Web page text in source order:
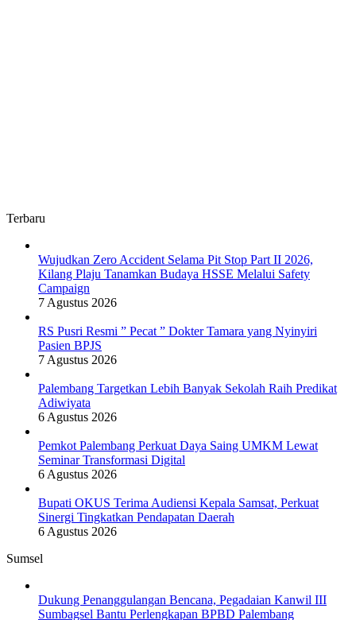
Terbaru
Wujudkan Zero Accident Selama Pit Stop Part II 2026,
Kilang Plaju Tanamkan Budaya HSSE Melalui Safety
Campaign
7 Agustus 2026
RS Pusri Resmi ” Pecat ” Dokter Tamara yang Nyinyiri
Pasien BPJS
7 Agustus 2026
Palembang Targetkan Lebih Banyak Sekolah Raih Predikat
Adiwiyata
6 Agustus 2026
Pemkot Palembang Perkuat Daya Saing UMKM Lewat
Seminar Transformasi Digital
6 Agustus 2026
Bupati OKUS Terima Audiensi Kepala Samsat, Perkuat
Sinergi Tingkatkan Pendapatan Daerah
6 Agustus 2026
Sumsel
Dukung Penanggulangan Bencana, Pegadaian Kanwil III
Sumbagsel Bantu Perlengkapan BPBD Palembang